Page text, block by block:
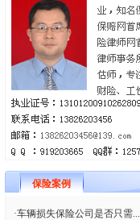
保险案例
·车辆损失保险公司是否只需...